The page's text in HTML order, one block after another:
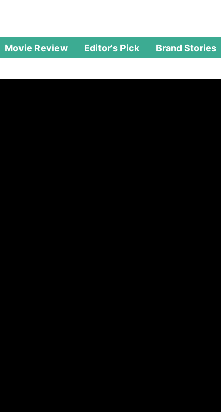
Movie Review Editor's Pick Brand Stories